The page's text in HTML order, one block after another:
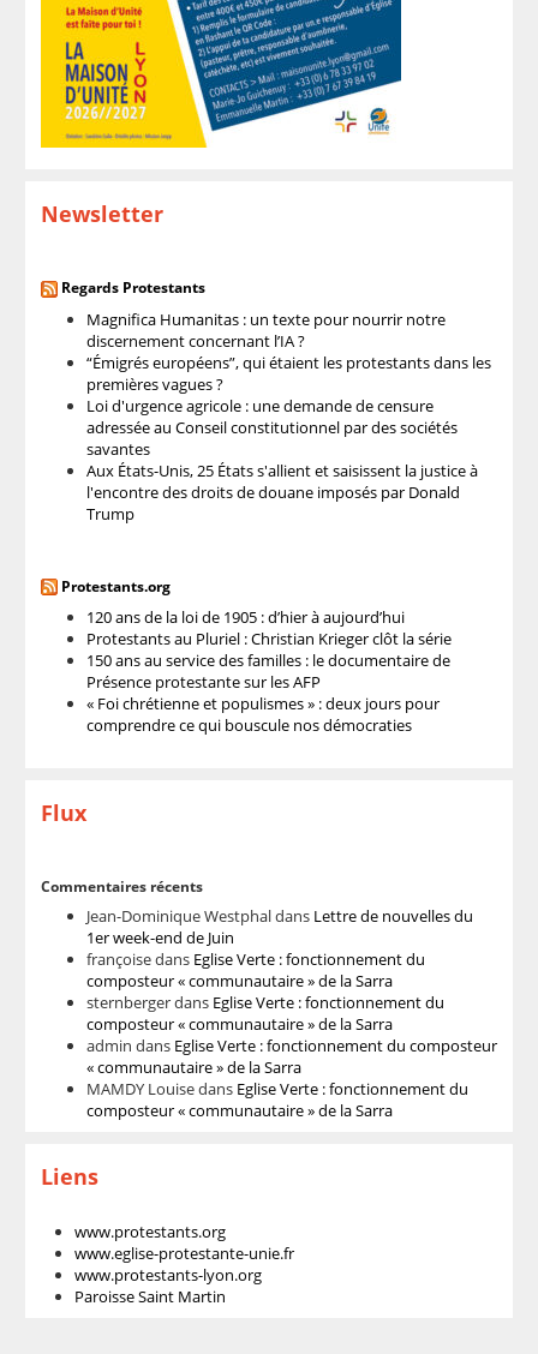
Newsletter
Regards Protestants
Magnifica Humanitas : un texte pour nourrir notre
discernement concernant l’IA ?
“Émigrés européens”, qui étaient les protestants dans les
premières vagues ?
Loi d'urgence agricole : une demande de censure
adressée au Conseil constitutionnel par des sociétés
savantes
Aux États-Unis, 25 États s'allient et saisissent la justice à
l'encontre des droits de douane imposés par Donald
Trump
Protestants.org
120 ans de la loi de 1905 : d’hier à aujourd’hui
Protestants au Pluriel : Christian Krieger clôt la série
150 ans au service des familles : le documentaire de
Présence protestante sur les AFP
« Foi chrétienne et populismes » : deux jours pour
comprendre ce qui bouscule nos démocraties
Flux
Commentaires récents
Jean-Dominique Westphaldans Lettre de nouvelles du
1er week-end de Juin
françoisedans Eglise Verte : fonctionnement du
composteur « communautaire » de la Sarra
sternbergerdans Eglise Verte : fonctionnement du
composteur « communautaire » de la Sarra
admin dans Eglise Verte : fonctionnement du composteur
« communautaire » de la Sarra
MAMDY Louisedans Eglise Verte : fonctionnement du
composteur « communautaire » de la Sarra
Liens
www.protestants.org
www.eglise-protestante-unie.fr
www.protestants-lyon.org
Paroisse Saint Martin